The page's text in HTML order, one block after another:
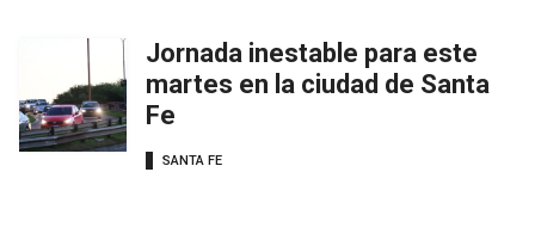
Jornada inestable para este
martes en la ciudad de Santa
Fe
SANTA FE